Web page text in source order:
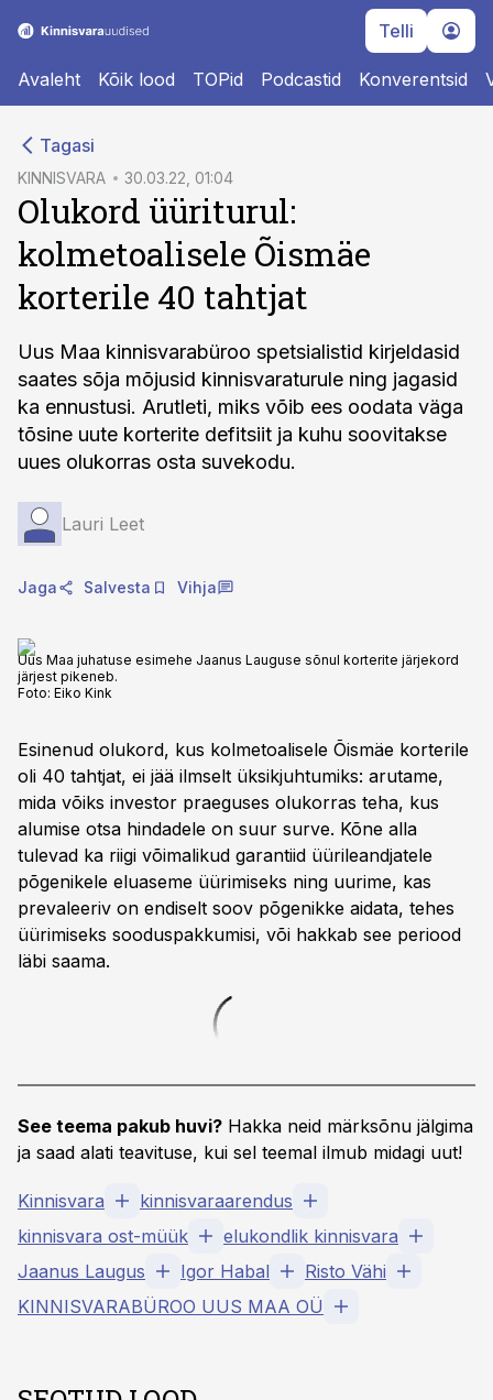
Telli
Avaleht Kõik lood TOPid Podcastid Konverentsid
Tagasi
KINNISVARA 30.03.22, 01:04
Olukord üüriturul:
kolmetoalisele Õismäe
korterile 40 tahtjat
Uus Maa kinnisvarabüroo spetsialistid kirjeldasid
saates sõja mõjusid kinnisvaraturule ning jagasid
ka ennustusi. Arutleti, miks võib ees oodata väga
tõsine uute korterite defitsiit ja kuhu soovitakse
uues olukorras osta suvekodu.
Lauri Leet
Jaga Salvesta Vihja
Uus Maa juhatuse esimehe Jaanus Lauguse sõnul korterite järjekord
järjest pikeneb.
Foto: Eiko Kink
Esinenud olukord, kus kolmetoalisele Õismäe korterile
oli 40 tahtjat, ei jää ilmselt üksikjuhtumiks: arutame,
mida võiks investor praeguses olukorras teha, kus
alumise otsa hindadele on suur surve. Kõne alla
tulevad ka riigi võimalikud garantiid üürileandjatele
põgenikele eluaseme üürimiseks ning uurime, kas
prevaleeriv on endiselt soov põgenikke aidata, tehes
üürimiseks sooduspakkumisi, või hakkab see periood
läbi saama.
See teema pakub huvi? Hakka neid märksõnu jälgima
ja saad alati teavituse, kui sel teemal ilmub midagi uut!
Kinnisvara
kinnisvaraarendus
kinnisvara ost-müük
elukondlik kinnisvara
Jaanus Laugus
Igor Habal
Risto Vähi
KINNISVARABÜROO UUS MAA OÜ